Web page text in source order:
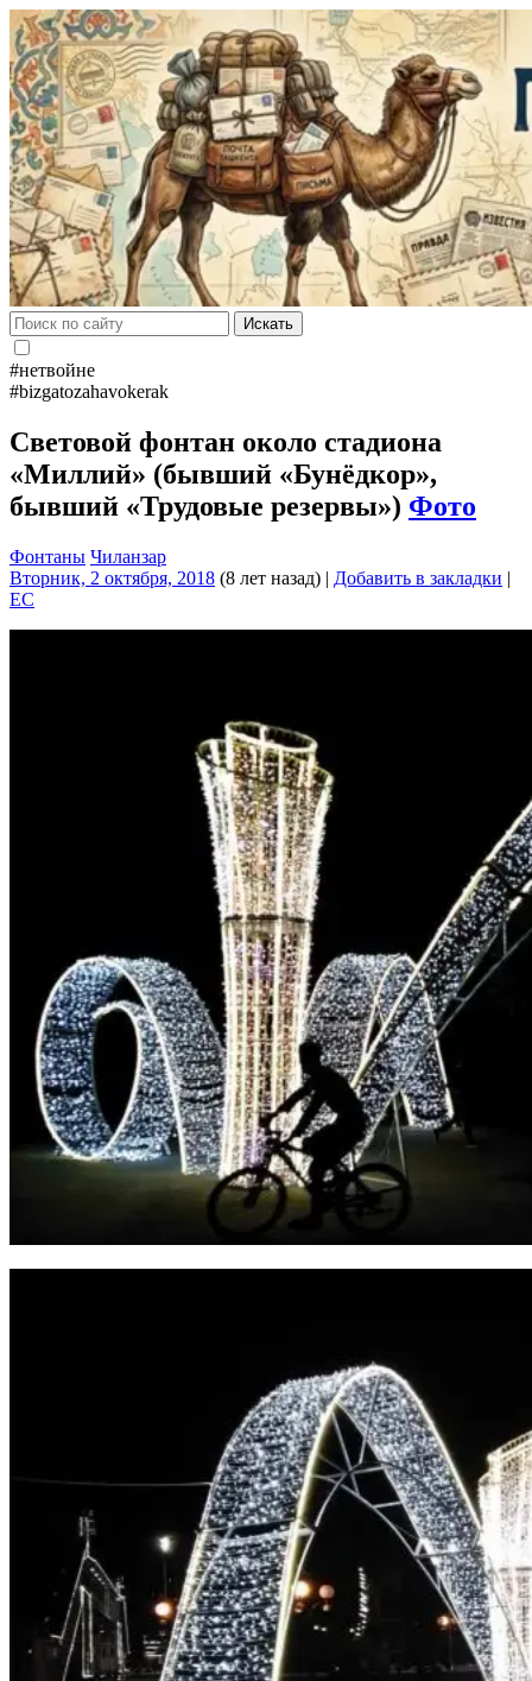
Искать
#нетвойне
#bizgatozahavokerak
Световой фонтан около стадиона
«Миллий» (бывший «Бунёдкор»,
бывший «Трудовые резервы») Фото
Фонтаны Чиланзар
Вторник, 2 октября, 2018 (8 лет назад) | Добавить в закладки |
EC